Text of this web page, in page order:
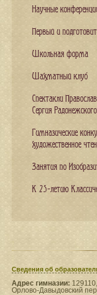
Научные
Первый и
Школьная форма
Шахматный клуб
Спектакли
Сергия Радонежского
Гимназические
художественное
Занятия по
К 25-летию
Сведения​ об
Адрес гимназии:
Орлово-Давыдовский